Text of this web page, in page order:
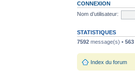
CONNEXION
Nom d’utilisateur:
STATISTIQUES
7592 message(s) •563
Index du forum